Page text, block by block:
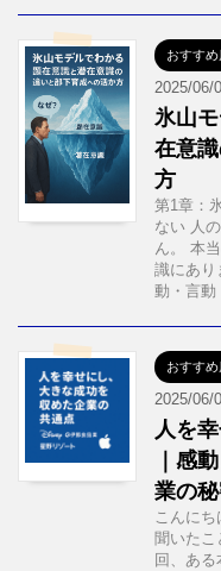
おすす
2025/06/
氷山
在意
方
第1章：
ない 人
ん。 本
識にあ
動・言動
おすす
2025/06/
人を
｜感
業の
こんに
聞いた
回、あ